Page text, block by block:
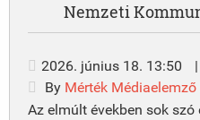
Nemzeti
2026. június 18. 13:50
|
By Mérték
Az elmúlt években sok